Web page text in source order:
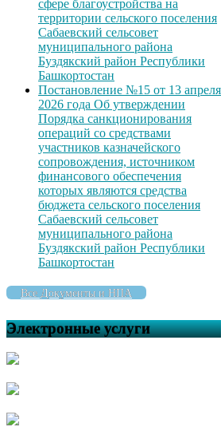
сфере благоустройства на
территории сельского поселения
Сабаевский сельсовет
муниципального района
Буздякский район Республики
Башкортостан
Постановление №15 от 13 апреля
2026 года Об утверждении
Порядка санкционирования
операций со средствами
участников казначейского
сопровождения, источником
финансового обеспечения
которых являются средства
бюджета сельского поселения
Сабаевский сельсовет
муниципального района
Буздякский район Республики
Башкортостан
Все Документы и НПА
Электронные услуги